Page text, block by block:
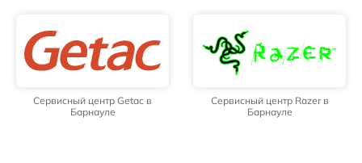
Сервисный центр Getac в
Барнауле
Сервисный центр Razer в
Барнауле